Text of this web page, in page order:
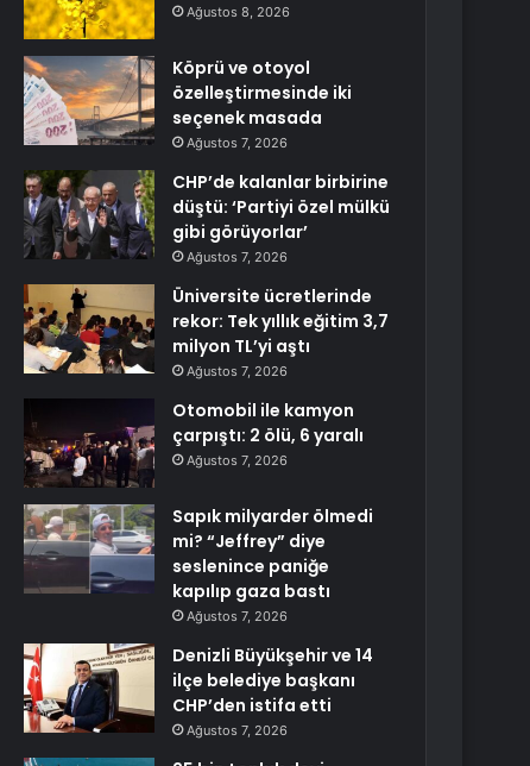
Ağustos 8, 2026
Köprü ve otoyol
özelleştirmesinde iki
seçenek masada
Ağustos 7, 2026
CHP’de kalanlar birbirine
düştü: ‘Partiyi özel mülkü
gibi görüyorlar’
Ağustos 7, 2026
Üniversite ücretlerinde
rekor: Tek yıllık eğitim 3,7
milyon TL’yi aştı
Ağustos 7, 2026
Otomobil ile kamyon
çarpıştı: 2 ölü, 6 yaralı
Ağustos 7, 2026
Sapık milyarder ölmedi
mi? “Jeffrey” diye
seslenince paniğe
kapılıp gaza bastı
Ağustos 7, 2026
Denizli Büyükşehir ve 14
ilçe belediye başkanı
CHP’den istifa etti
Ağustos 7, 2026